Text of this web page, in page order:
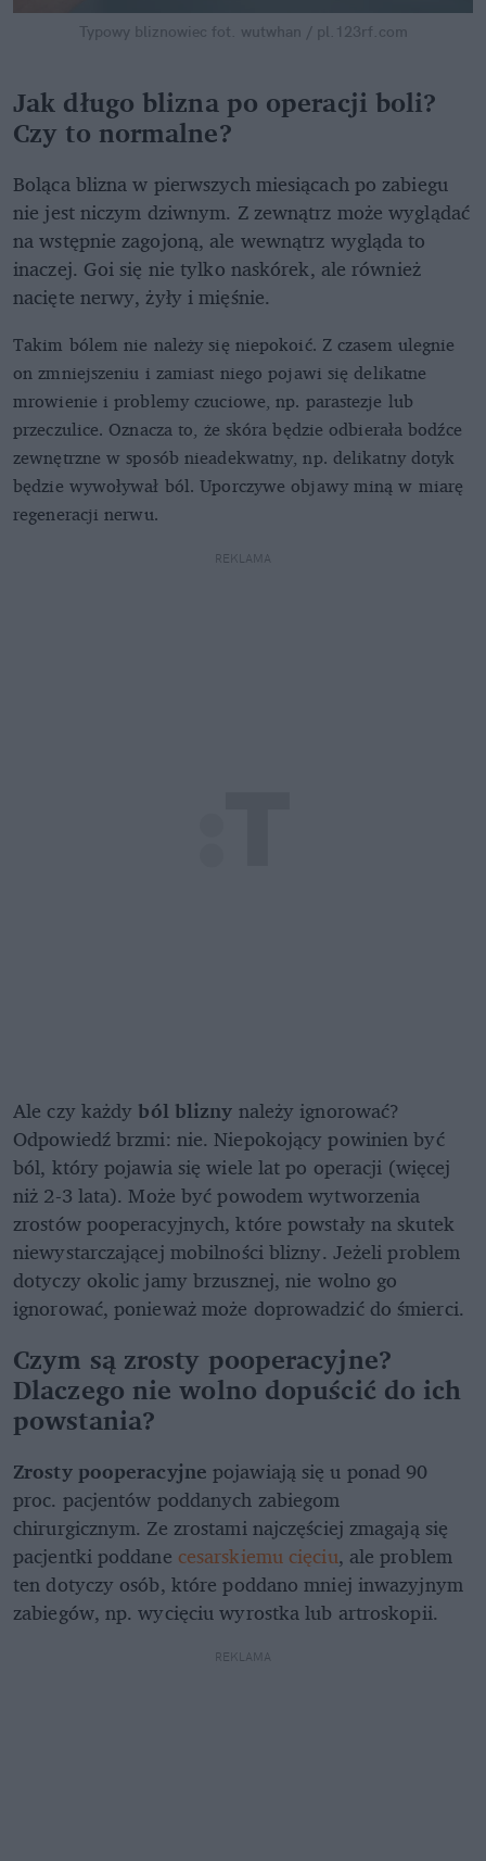
Typowy bliznowiec fot. wutwhan / pl.123rf.com
Jak długo blizna po operacji boli?
Czy to normalne?
Boląca blizna w pierwszych miesiącach po zabiegu
nie jest niczym dziwnym. Z zewnątrz może wyglądać
na wstępnie zagojoną, ale wewnątrz wygląda to
inaczej. Goi się nie tylko naskórek, ale również
nacięte nerwy, żyły i mięśnie.
Takim bólem nie należy się niepokoić. Z czasem ulegnie
on zmniejszeniu i zamiast niego pojawi się delikatne
mrowienie i problemy czuciowe, np. parastezje lub
przeczulice. Oznacza to, że skóra będzie odbierała bodźce
zewnętrzne w sposób nieadekwatny, np. delikatny dotyk
będzie wywoływał ból. Uporczywe objawy miną w miarę
regeneracji nerwu.
REKLAMA
Ale czy każdy ból blizny należy ignorować?
Odpowiedź brzmi: nie. Niepokojący powinien być
ból, który pojawia się wiele lat po operacji (więcej
niż 2-3 lata). Może być powodem wytworzenia
zrostów pooperacyjnych, które powstały na skutek
niewystarczającej mobilności blizny. Jeżeli problem
dotyczy okolic jamy brzusznej, nie wolno go
ignorować, ponieważ może doprowadzić do śmierci.
Czym są zrosty pooperacyjne?
Dlaczego nie wolno dopuścić do ich
powstania?
Zrosty pooperacyjne pojawiają się u ponad 90
proc. pacjentów poddanych zabiegom
chirurgicznym. Ze zrostami najczęściej zmagają się
pacjentki poddane cesarskiemu cięciu, ale problem
ten dotyczy osób, które poddano mniej inwazyjnym
zabiegów, np. wycięciu wyrostka lub artroskopii.
REKLAMA